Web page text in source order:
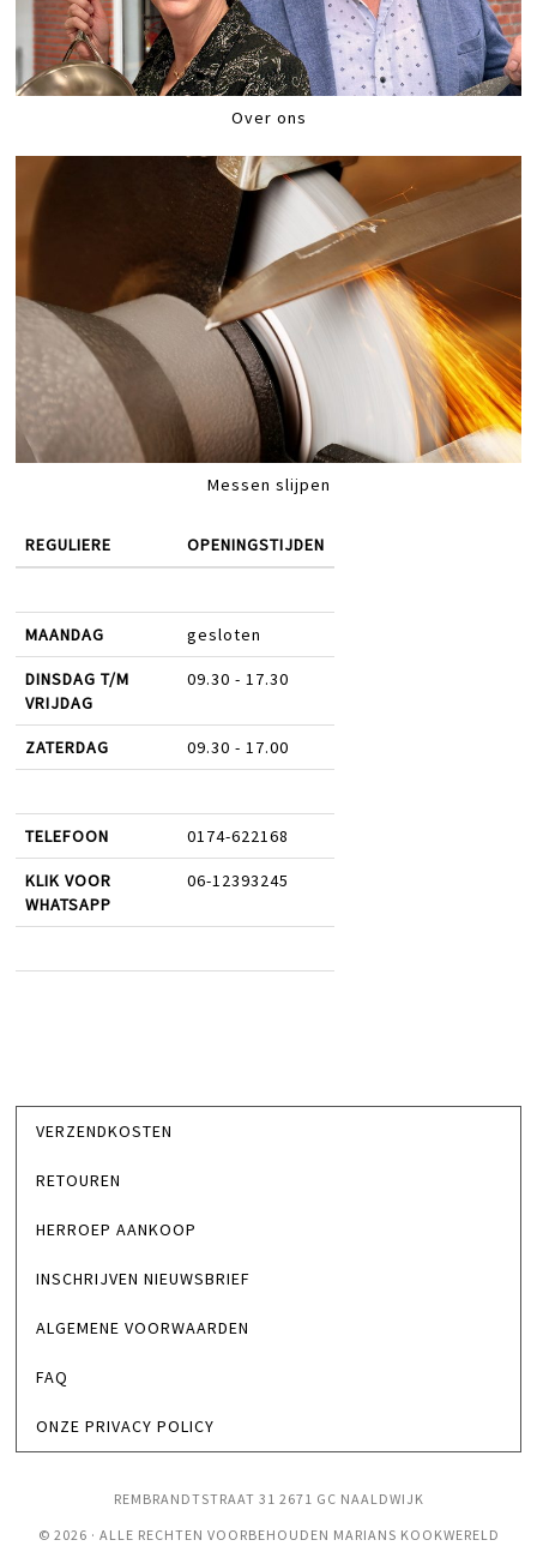
Over ons
Messen slijpen
REGULIERE OPENINGSTIJDEN
MAANDAG gesloten
DINSDAG T/M
VRIJDAG
09.30 - 17.30
ZATERDAG 09.30 - 17.00
TELEFOON 0174-622168
KLIK VOOR
WHATSAPP
06-12393245
VERZENDKOSTEN
RETOUREN
HERROEP AANKOOP
INSCHRIJVEN NIEUWSBRIEF
ALGEMENE VOORWAARDEN
FAQ
ONZE PRIVACY POLICY
REMBRANDTSTRAAT 31 2671 GC NAALDWIJK
© 2026 · ALLE RECHTEN VOORBEHOUDEN MARIANS KOOKWERELD